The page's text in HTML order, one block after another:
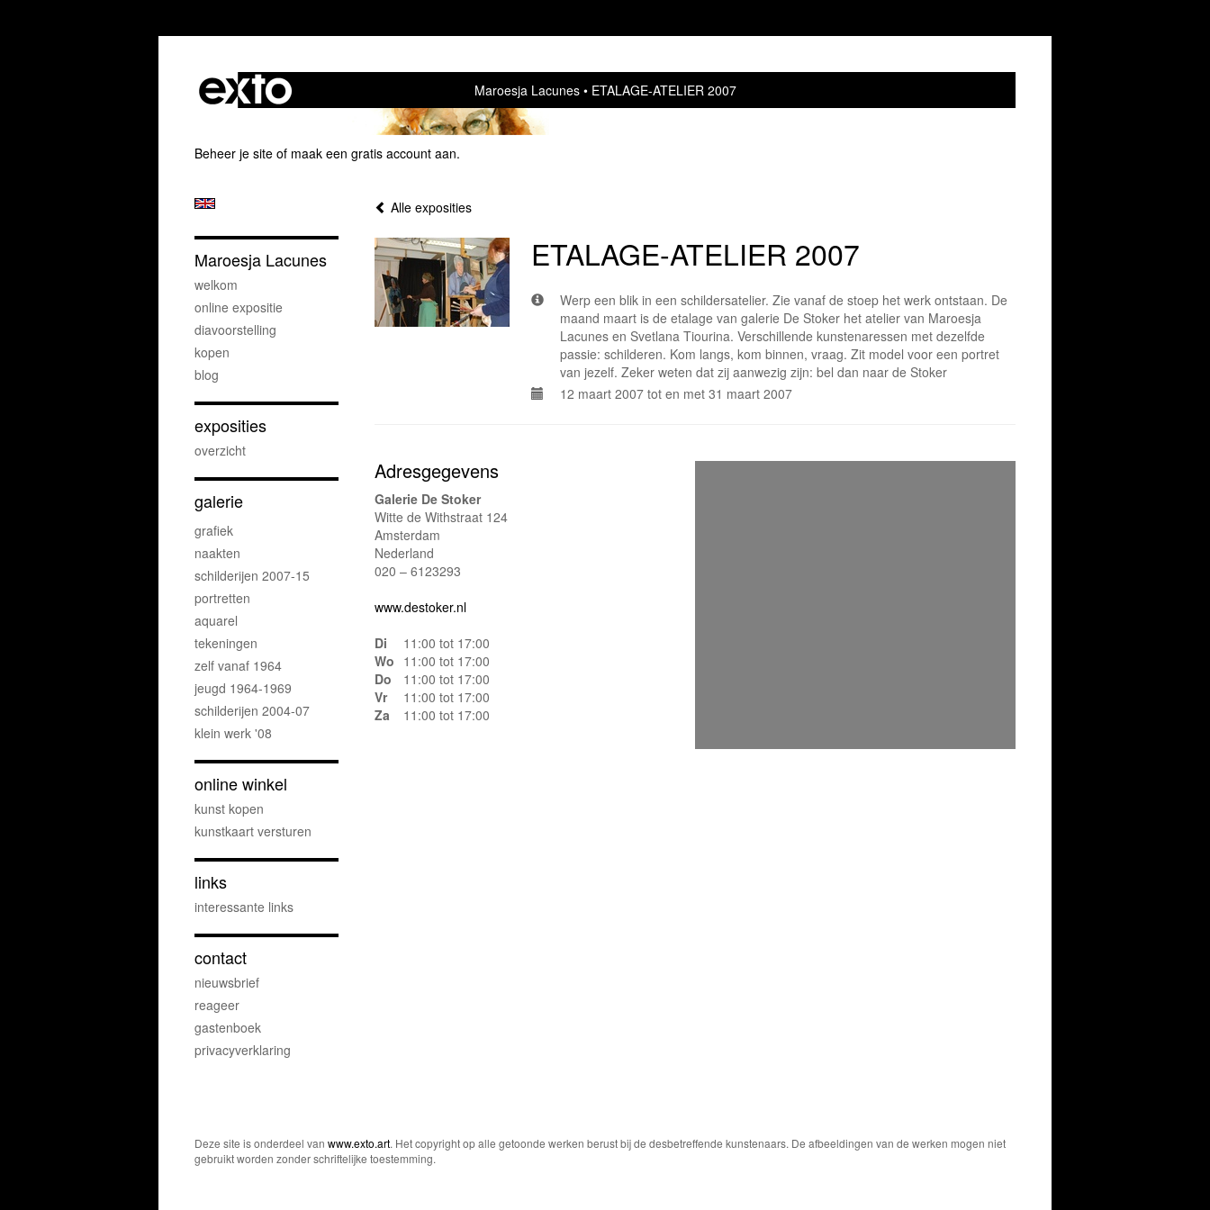
Maroesja Lacunes ETALAGE-ATELIER 2007
Beheer je site of maak een gratis account aan.
Alle exposities
ETALAGE-ATELIER 2007
Werp een blik in een schildersatelier. Zie vanaf de stoep het werk ontstaan. De
maand maart is de etalage van galerie De Stoker het atelier van Maroesja
Lacunes en Svetlana Tiourina. Verschillende kunstenaressen met dezelfde
passie: schilderen. Kom langs, kom binnen, vraag. Zit model voor een portret
van jezelf. Zeker weten dat zij aanwezig zijn: bel dan naar de Stoker
12 maart 2007 tot en met 31 maart 2007
Adresgegevens
Galerie De Stoker
Witte de Withstraat 124
Amsterdam
Nederland
020 – 6123293
www.destoker.nl
Di
11:00 tot 17:00
Wo 11:00 tot 17:00
Do
11:00 tot 17:00
Vr
11:00 tot 17:00
Za
11:00 tot 17:00
Maroesja Lacunes
welkom
online expositie
diavoorstelling
kopen
blog
exposities
overzicht
galerie
grafiek
naakten
schilderijen 2007-15
portretten
aquarel
tekeningen
zelf vanaf 1964
jeugd 1964-1969
schilderijen 2004-07
klein werk '08
online winkel
kunst kopen
kunstkaart versturen
links
interessante links
contact
nieuwsbrief
reageer
gastenboek
privacyverklaring
Deze site is onderdeel van www.exto.art. Het copyright op alle getoonde werken berust bij de desbetreffende kunstenaars. De afbeeldingen van de werken mogen niet
gebruikt worden zonder schriftelijke toestemming.